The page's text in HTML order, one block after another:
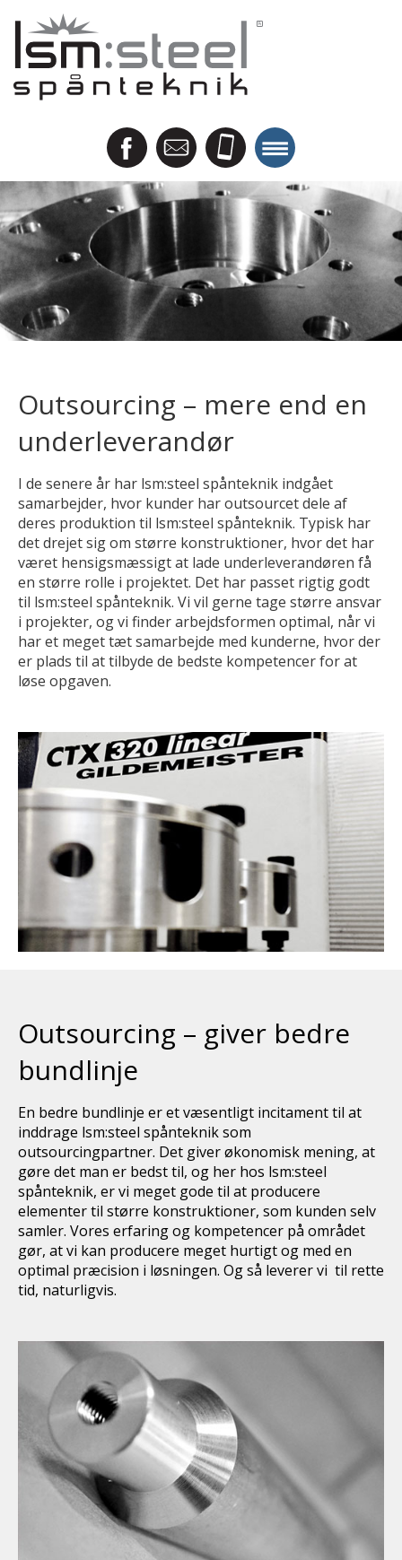
Outsourcing – mere end en
underleverandør
I de senere år har lsm:steel spånteknik indgået
samarbejder, hvor kunder har outsourcet dele af
deres produktion til lsm:steel spånteknik. Typisk har
det drejet sig om større konstruktioner, hvor det har
været hensigsmæssigt at lade underleverandøren få
en større rolle i projektet. Det har passet rigtig godt
til lsm:steel spånteknik. Vi vil gerne tage større ansvar
i projekter, og vi finder arbejdsformen optimal, når vi
har et meget tæt samarbejde med kunderne, hvor der
er plads til at tilbyde de bedste kompetencer for at
løse opgaven.
Outsourcing – giver bedre
bundlinje
En bedre bundlinje er et væsentligt incitament til at
inddrage lsm:steel spånteknik som
outsourcingpartner. Det giver økonomisk mening, at
gøre det man er bedst til, og her hos lsm:steel
spånteknik, er vi meget gode til at producere
elementer til større konstruktioner, som kunden selv
samler. Vores erfaring og kompetencer på området
gør, at vi kan producere meget hurtigt og med en
optimal præcision i løsningen. Og så leverer vi til rette
tid, naturligvis.